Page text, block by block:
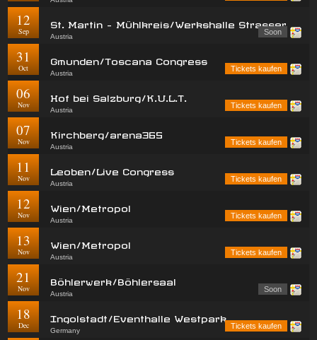
12
Sep
St. Martin - Mühlkreis/Werkshalle Strasser
Austria
Soon
31
Oct
Gmunden/Toscana Congress
Austria
Tickets kaufen
06
Nov
Hof bei Salzburg/K.U.L.T.
Austria
Tickets kaufen
07
Nov
Kirchberg/arena365
Austria
Tickets kaufen
11
Nov
Leoben/Live Congress
Austria
Tickets kaufen
12
Nov
Wien/Metropol
Austria
Tickets kaufen
13
Nov
Wien/Metropol
Austria
Tickets kaufen
21
Nov
Böhlerwerk/Böhlersaal
Austria
Soon
18
Dec
Ingolstadt/Eventhalle Westpark
Germany
Tickets kaufen